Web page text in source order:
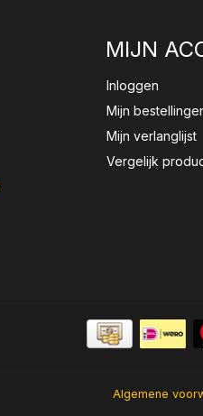
MIJN
Inloggen
Mijn
Mijn verlanglijst
Vergelijk
Algemene